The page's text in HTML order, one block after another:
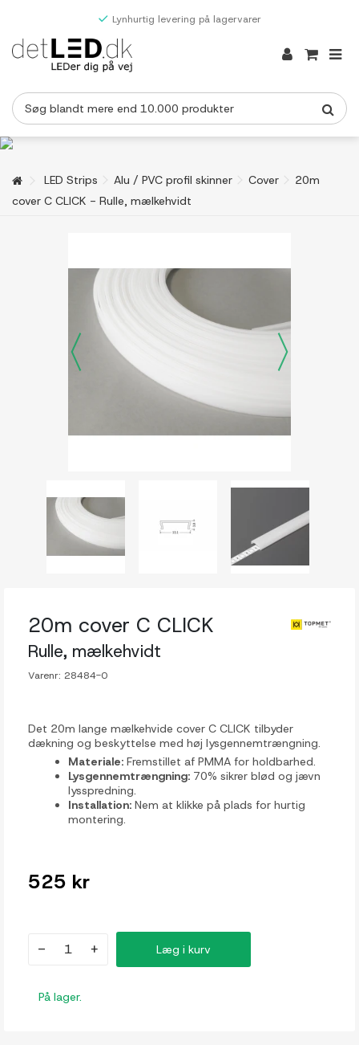
Lynhurtig levering på lagervarer
LED Strips Alu / PVC profil skinner Cover
20m
cover C CLICK - Rulle, mælkehvidt
20m cover C CLICK
Rulle, mælkehvidt
Varenr: 28484-0
Det 20m lange mælkehvide cover C CLICK tilbyder
dækning og beskyttelse med høj lysgennemtrængning.
Materiale: Fremstillet af PMMA for holdbarhed.
Lysgennemtrængning: 70% sikrer blød og jævn
lysspredning.
Installation: Nem at klikke på plads for hurtig
montering.
525 kr
- + Læg i kurv
På lager.